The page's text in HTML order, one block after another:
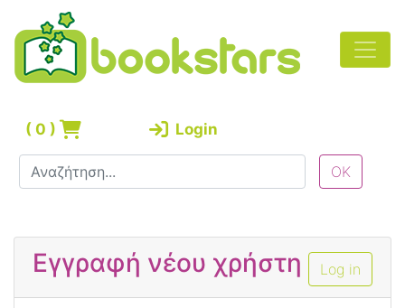
( 0 ) Login
Log in
Εγγραφή νέου χρήστη